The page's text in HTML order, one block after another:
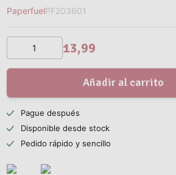
PaperfuelPF203601
13,99
Añadir al carrito
Pague después
Disponible desde stock
Pedido rápido y sencillo